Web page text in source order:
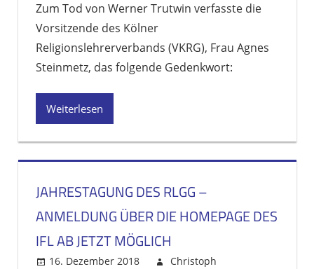
Werner
verstarb
Alter
von
Zum Tod von Werner Trutwin verfasste die
Vorsitzende des Kölner
Religionslehrerverbands (VKRG), Frau Agnes
Steinmetz, das folgende Gedenkwort:
Weiterlesen
JAHRESTAGUNG DES RLGG –
ANMELDUNG ÜBER DIE HOMEPAGE DES
IFL AB JETZT MÖGLICH
16. Dezember 2018
Christoph